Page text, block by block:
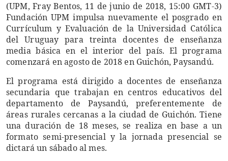
(UPM, Fray Bentos, 11 de junio de 2018, 15:00 GMT-3)
Fundación UPM impulsa nuevamente el posgrado en
Currículum y Evaluación de la Universidad Católica
del Uruguay para treinta docentes de enseñanza
media básica en el interior del país. El programa
comenzará en agosto de 2018 en Guichón, Paysandú.
El programa está dirigido a docentes de enseñanza
secundaria que trabajan en centros educativos del
departamento de Paysandú, preferentemente de
áreas rurales cercanas a la ciudad de Guichón. Tiene
una duración de 18 meses, se realiza en base a un
formato semi-presencial y la jornada presencial se
dictará un sábado al mes.